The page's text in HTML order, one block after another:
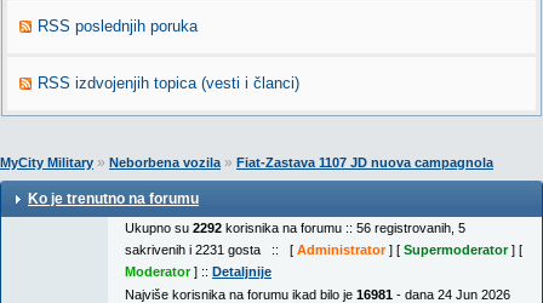
RSS poslednjih poruka
RSS izdvojenjih topica (vesti i članci)
MyCity Military » Neborbena vozila» Fiat-Zastava 1107 JD nuova campagnola
Ko je trenutno na forumu
Ukupno su 2292 korisnika na forumu :: 56 registrovanih, 5
sakrivenih i 2231 gosta :: [ Administrator] [ Supermoderator] [
Moderator] :: Detaljnije
Najviše korisnika na forumu ikad bilo je 16981 - dana 24 Jun 2026